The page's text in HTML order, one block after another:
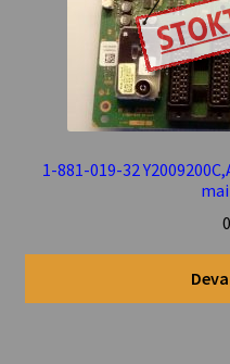
1-881-019-32